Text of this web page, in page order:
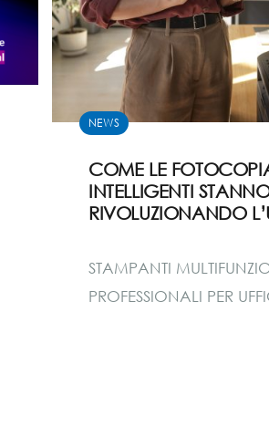
NEWS
COME LE
INTELLIGENTI
RIVOLUZIONANDO
STAMPANTI
PROFESSIONALI PER